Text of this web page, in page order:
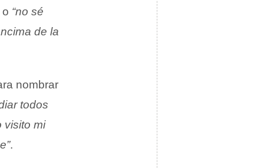
o “no sé
de la
nombrar
todos
visito mi
.